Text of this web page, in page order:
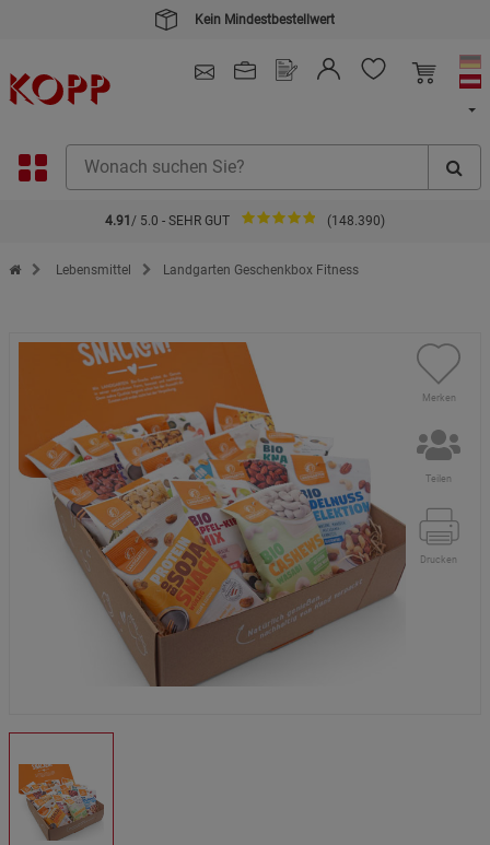
Kein Mindestbestellwert
4.91 / 5.0 - SEHR GUT (148.390)
Zur Startseite des Kopp Verlag Online-Shop
Lebensmittel Landgarten Geschenkbox Fitness
Merken
Teilen
Drucken